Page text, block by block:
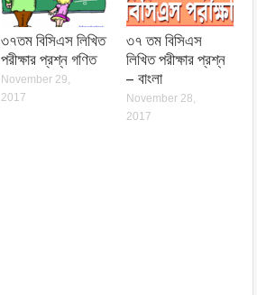
৩৭তম বিসিএস লিখিত
পরীক্ষার প্রশ্ন গণিত
November 29,
2017
৩৭ তম বিসিএস
লিখিত পরীক্ষার প্রশ্ন
– বাংলা
November 28,
2017